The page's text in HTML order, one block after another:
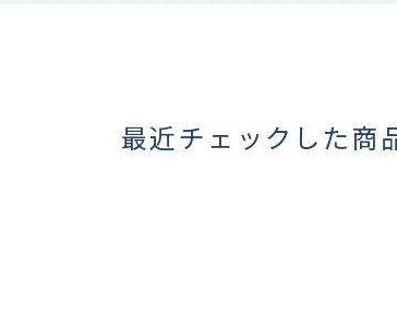
最近チェックした商